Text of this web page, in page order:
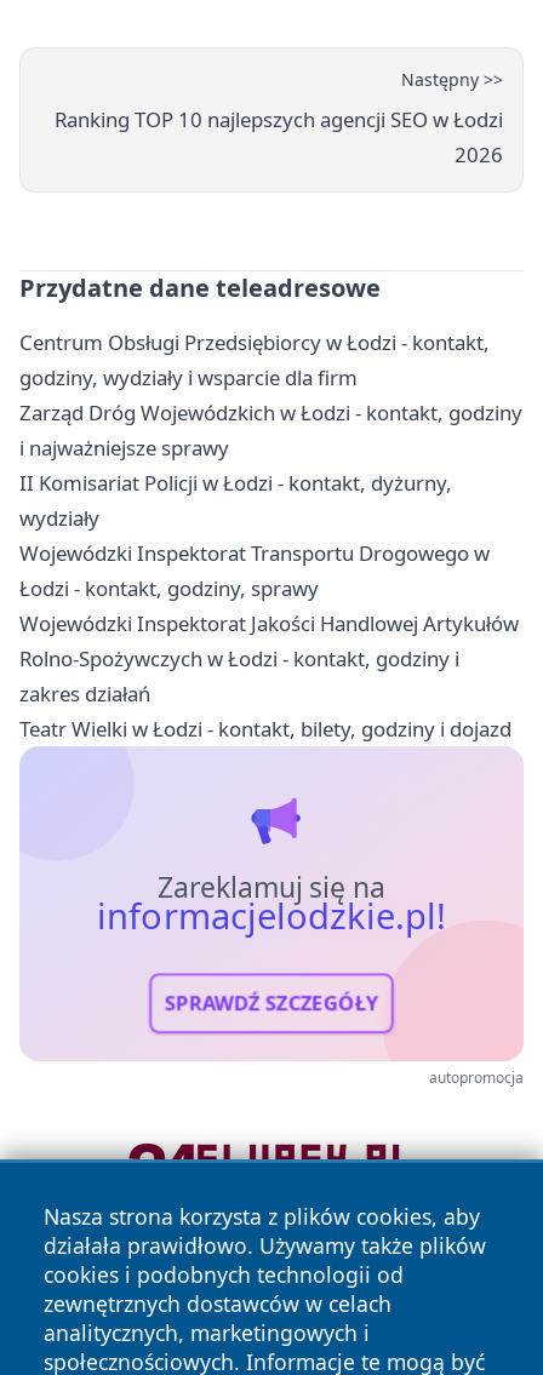
Następny >>
Ranking TOP 10 najlepszych agencji SEO w Łodzi
2026
Przydatne dane teleadresowe
Centrum Obsługi Przedsiębiorcy w Łodzi - kontakt,
godziny, wydziały i wsparcie dla firm
Zarząd Dróg Wojewódzkich w Łodzi - kontakt, godziny
i najważniejsze sprawy
II Komisariat Policji w Łodzi - kontakt, dyżurny,
wydziały
Wojewódzki Inspektorat Transportu Drogowego w
Łodzi - kontakt, godziny, sprawy
Wojewódzki Inspektorat Jakości Handlowej Artykułów
Rolno-Spożywczych w Łodzi - kontakt, godziny i
zakres działań
Teatr Wielki w Łodzi - kontakt, bilety, godziny i dojazd
Zareklamuj się na
informacjelodzkie.pl!
SPRAWDŹ SZCZEGÓŁY
autopromocja
Nasza strona korzysta z plików cookies, aby
działała prawidłowo. Używamy także plików
cookies i podobnych technologii od
zewnętrznych dostawców w celach
analitycznych, marketingowych i
społecznościowych. Informacje te mogą być